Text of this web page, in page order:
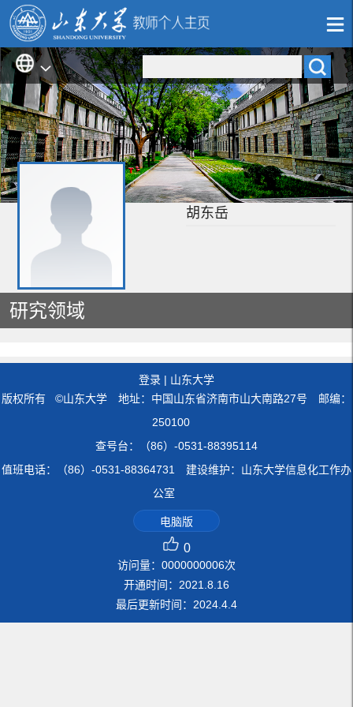
胡东岳
研究领域
登录 | 山东大学
版权所有 ©山东大学 地址：中国山东省济南市山大南路27号 邮编：
250100
查号台：（86）-0531-88395114
值班电话：（86）-0531-88364731 建设维护：山东大学信息化工作办
公室
电脑版
0
访问量： 0000000006次
开通时间： 2021.8.16
最后更新时间： 2024.4.4